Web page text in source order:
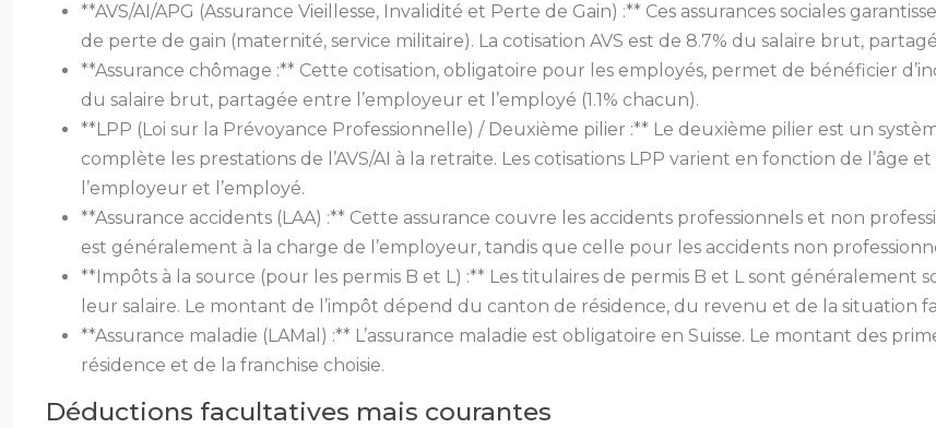
**AVS/AI/APG (Assurance Vieillesse, Invalidité et Perte de Gain) :** Ces assurances sociales
de perte de gain (maternité, service militaire). La cotisation AVS est de 8.7% du salaire brut,
**Assurance chômage :** Cette cotisation, obligatoire pour les employés, permet de bénéficier
du salaire brut, partagée entre l’employeur et l’employé (1.1% chacun).
**LPP (Loi sur la Prévoyance Professionnelle) / Deuxième pilier :** Le deuxième pilier est un
complète les prestations de l’AVS/AI à la retraite. Les cotisations LPP varient en fonction de
l’employeur et l’employé.
**Assurance accidents (LAA) :** Cette assurance couvre les accidents professionnels et non
est généralement à la charge de l’employeur, tandis que celle pour les accidents non
**Impôts à la source (pour les permis B et L) :** Les titulaires de permis B et L sont généralement
leur salaire. Le montant de l’impôt dépend du canton de résidence, du revenu et de la situation
**Assurance maladie (LAMal) :** L’assurance maladie est obligatoire en Suisse. Le montant des
résidence et de la franchise choisie.
Déductions facultatives mais courantes